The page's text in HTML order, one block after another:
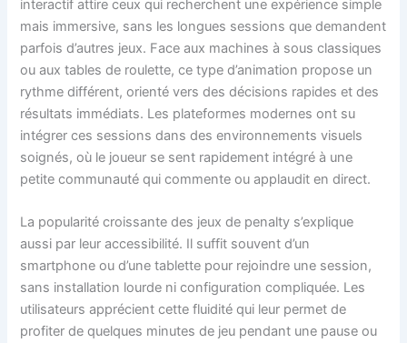
interactif attire ceux qui recherchent une expérience simple
mais immersive, sans les longues sessions que demandent
parfois d’autres jeux. Face aux machines à sous classiques
ou aux tables de roulette, ce type d’animation propose un
rythme différent, orienté vers des décisions rapides et des
résultats immédiats. Les plateformes modernes ont su
intégrer ces sessions dans des environnements visuels
soignés, où le joueur se sent rapidement intégré à une
petite communauté qui commente ou applaudit en direct.
La popularité croissante des jeux de penalty s’explique
aussi par leur accessibilité. Il suffit souvent d’un
smartphone ou d’une tablette pour rejoindre une session,
sans installation lourde ni configuration compliquée. Les
utilisateurs apprécient cette fluidité qui leur permet de
profiter de quelques minutes de jeu pendant une pause ou